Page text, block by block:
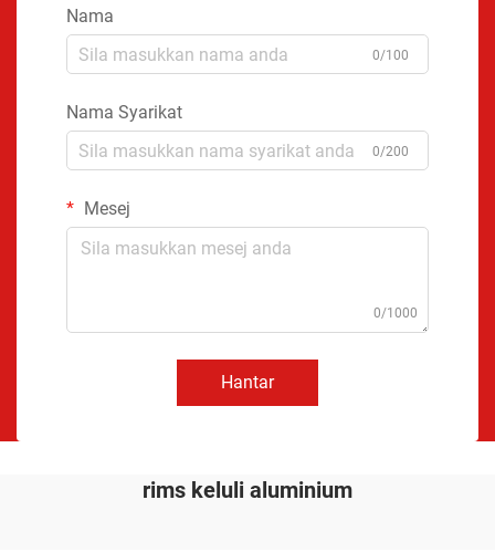
Nama
0/100
Nama Syarikat
0/200
Mesej
0/1000
Hantar
rims keluli aluminium